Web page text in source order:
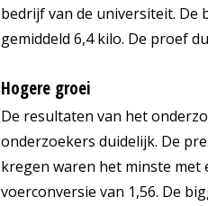
bedrijf van de universiteit. De
gemiddeld 6,4 kilo. De proef
Hogere groei
De resultaten van het
onderzoekers duidelijk. De
kregen waren het minste met
voerconversie van 1,56. De